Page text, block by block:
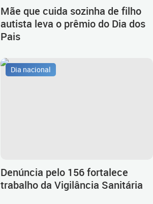
Mãe que cuida sozinha de filho
autista leva o prêmio do Dia dos
Pais
Dia nacional
Denúncia pelo 156 fortalece
trabalho da Vigilância Sanitária